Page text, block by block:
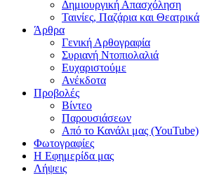
Δημιουργική Απασχόληση
Ταινίες, Παζάρια και Θεατρικά
Άρθρα
Γενική Αρθογραφία
Συριανή Ντοπιολαλιά
Ευχαριστούμε
Ανέκδοτα
Προβολές
Βίντεο
Παρουσιάσεων
Από το Κανάλι μας (YouTube)
Φωτογραφίες
Η Εφημερίδα μας
Λήψεις